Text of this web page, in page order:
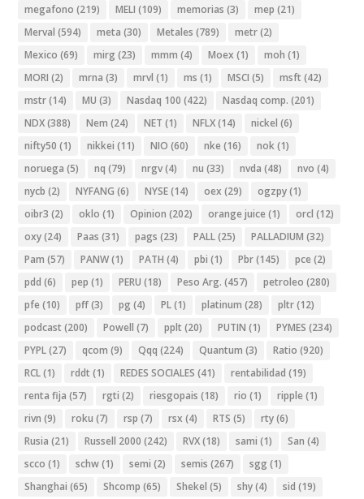
megafono (219) MELI (109) memorias (3) mep (21)
Merval (594) meta (30) Metales (789) metr(2)
Mexico (69) mirg (23) mmm (4) Moex (1) moh (1)
MORI (2) mrna (3) mrvl (1) ms (1) MSCI (5) msft (42)
mstr(14) MU (3) Nasdaq 100 (422) Nasdaq comp. (201)
NDX(388) Nem (24) NET (1) NFLX(14) nickel (6)
nifty50 (1) nikkei (11) NIO (60) nke (16) nok(1)
noruega (5) nq (79) nrgv(4) nu (33) nvda (48) nvo (4)
nycb (2) NYFANG (6) NYSE(14) oex (29) ogzpy(1)
oibr3 (2) oklo (1) Opinion (202) orange juice (1) orcl (12)
oxy(24) Paas (31) pags (23) PALL(25) PALLADIUM (32)
Pam (57) PANW(1) PATH (4) pbi (1) Pbr(145) pce (2)
pdd (6) pep (1) PERU (18) Peso Arg. (457) petroleo (280)
pfe (10) pff(3) pg (4) PL(1) platinum (28) pltr(12)
podcast (200) Powell (7) pplt (20) PUTIN (1) PYMES (234)
PYPL(27) qcom (9) Qqq (224) Quantum (3) Ratio (920)
RCL(1) rddt (1) REDES SOCIALES (41) rentabilidad (19)
renta fija (57) rgti (2) riesgopais (18) rio (1) ripple (1)
rivn (9) roku (7) rsp (7) rsx (4) RTS (5) rty(6)
Rusia (21) Russell 2000 (242) RVX(18) sami (1) San (4)
scco (1) schw(1) semi (2) semis (267) sgg (1)
Shanghai (65) Shcomp (65) Shekel (5) shy(4) sid (19)